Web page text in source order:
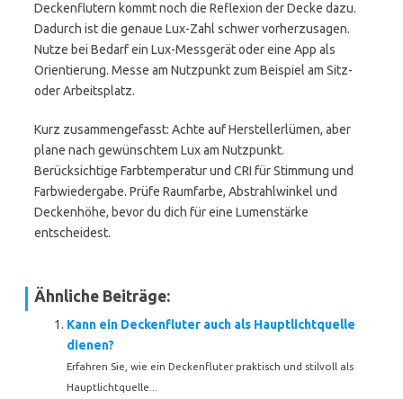
Deckenflutern kommt noch die Reflexion der Decke dazu.
Dadurch ist die genaue Lux-Zahl schwer vorherzusagen.
Nutze bei Bedarf ein Lux-Messgerät oder eine App als
Orientierung. Messe am Nutzpunkt zum Beispiel am Sitz-
oder Arbeitsplatz.
Kurz zusammengefasst: Achte auf Herstellerlümen, aber
plane nach gewünschtem Lux am Nutzpunkt.
Berücksichtige Farbtemperatur und CRI für Stimmung und
Farbwiedergabe. Prüfe Raumfarbe, Abstrahlwinkel und
Deckenhöhe, bevor du dich für eine Lumenstärke
entscheidest.
Ähnliche Beiträge:
Kann ein Deckenfluter auch als Hauptlichtquelle
dienen?
Erfahren Sie, wie ein Deckenfluter praktisch und stilvoll als
Hauptlichtquelle...